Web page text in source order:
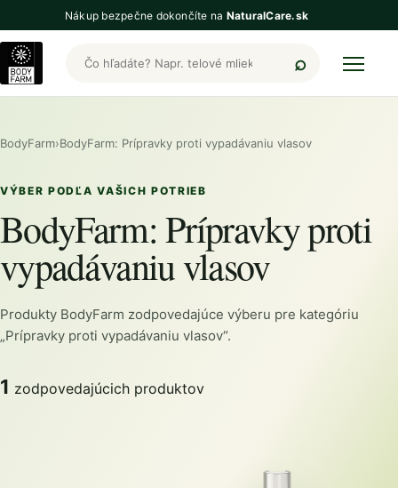
Nákup bezpečne dokončíte na NaturalCare.sk
Hľadať produkty BodyFarm
BodyFarm›BodyFarm: Prípravky proti vypadávaniu vlasov
VÝBER PODĽA VAŠICH POTRIEB
BodyFarm: Prípravky proti
vypadávaniu vlasov
Produkty BodyFarm zodpovedajúce výberu pre kategóriu
„Prípravky proti vypadávaniu vlasov“.
1 zodpovedajúcich produktov